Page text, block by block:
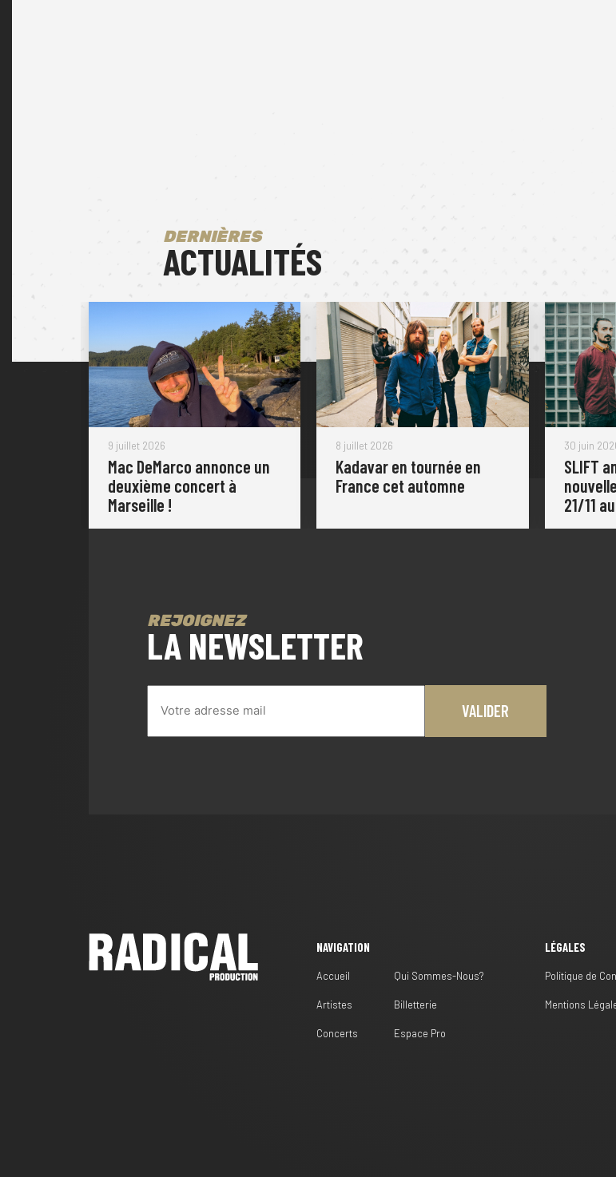
DERNIÈRES
ACTUALITÉS
9 juillet 2026
Mac DeMarco annonce un
deuxième concert à
Marseille !
8 juillet 2026
Kadavar en tournée en
France cet automne
30 juin
SLIFT
21/11
REJOIGNEZ
LA NEWSLETTER
NAVIGATION
Accueil
Artistes
Concerts
Qui Sommes-Nous?
Billetterie
Espace Pro
LÉGALES
Politique de
Mentions